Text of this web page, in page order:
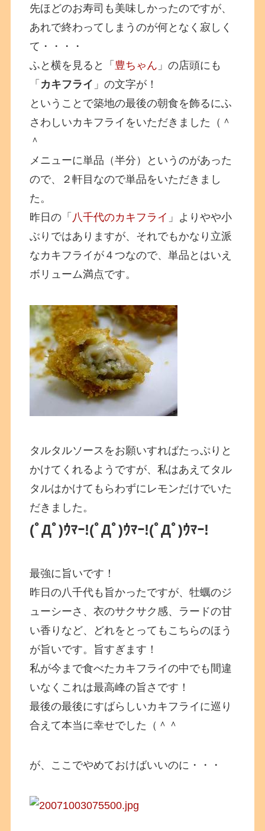
先ほどのお寿司も美味しかったのですが、
あれで終わってしまうのが何となく寂しく
て・・・・
ふと横を見ると「 豊ちゃん 」の店頭にも
「 カキフライ 」の文字が！
ということで築地の最後の朝食を飾るにふ
さわしいカキフライをいただきました（＾
＾
メニューに単品（半分）というのがあった
ので、２軒目なので単品をいただきまし
た。
昨日の「 八千代のカキフライ 」よりやや小
ぶりではありますが、それでもかなり立派
なカキフライが４つなので、単品とはいえ
ボリューム満点です。
タルタルソースをお願いすればたっぷりと
かけてくれるようですが、私はあえてタル
タルはかけてもらわずにレモンだけでいた
だきました。
(ﾟДﾟ)ｳﾏｰ!(ﾟДﾟ)ｳﾏｰ!(ﾟДﾟ)ｳﾏｰ!
最強に旨いです！
昨日の八千代も旨かったですが、牡蠣のジ
ューシーさ、衣のサクサク感、ラードの甘
い香りなど、どれをとってもこちらのほう
が旨いです。旨すぎます！
私が今まで食べたカキフライの中でも間違
いなくこれは最高峰の旨さです！
最後の最後にすばらしいカキフライに巡り
合えて本当に幸せでした（＾＾
が、ここでやめておけばいいのに・・・